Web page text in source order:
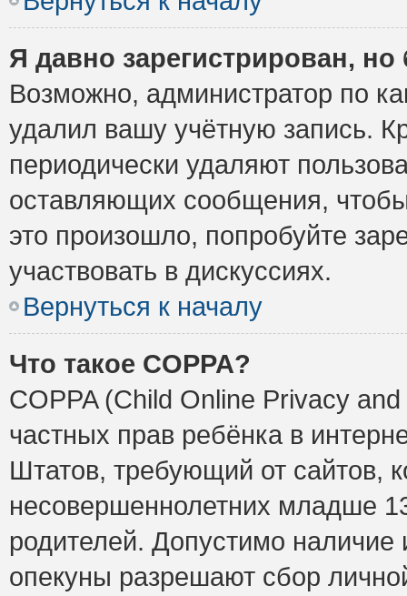
Я давно зарегистрирован,
Возможно, администратор по
удалил вашу учётную запись.
периодически удаляют
оставляющих сообщения,
это произошло, попробуйте
участвовать в дискуссиях.
Вернуться к началу
Что такое COPPA?
COPPA (Child Online Privacy
частных прав ребёнка в
Штатов, требующий от сайтов,
несовершеннолетних младше
родителей. Допустимо наличие
опекуны разрешают сбор